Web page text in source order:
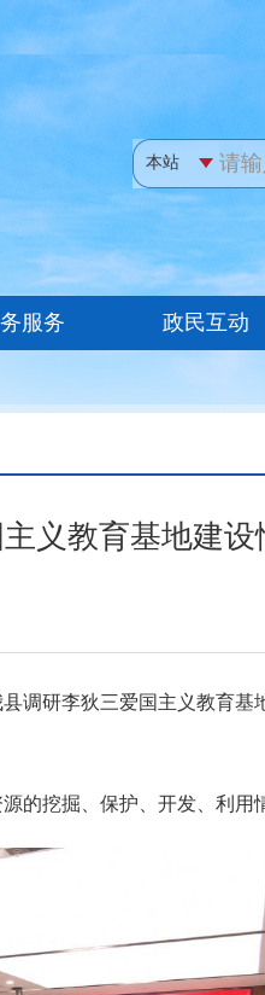
义教育基地建设
调研李狄三爱国主义教育
的挖掘、保护、开发、利用